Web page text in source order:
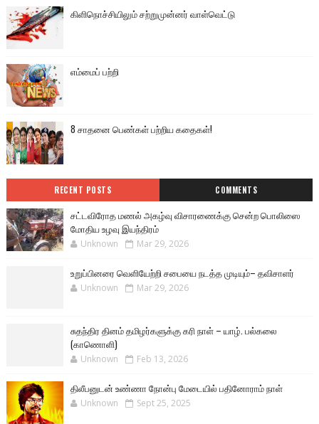
கிளிநொச்சியிலும் சற்றுமுன்னர் வாள்வெட்டு
எம்மைப் பற்றி
8 சாதனை பெண்கள் பற்றிய கதைகள்!
RECENT POSTS COMMENTS
சட்டவிரோத மணல் அகழ்வு விசாரணைக்கு சென்ற பொலிஸை
மோதிய உழவு இயந்திரம்
Unknown Mar 29, 2026
உறுப்பினரை வெளியேற்றி சபையை நடத்த முடியும்– தவிசாளர்
Unknown Mar 29, 2026
சுதந்திர தினம் தமிழர்களுக்கு கரி நாள் – யாழ். பல்கலை
(காணொளி)
Unknown Feb 13, 2026
திலீபனுடன் உண்ணா நோன்பு மேடையில் பதினோராம் நாள்
Unknown Sept 25, 2025